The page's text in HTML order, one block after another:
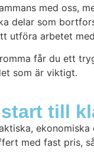
med oss,
delar som
utföra arbetet
får du ett
som är viktigt.
till
med fast pris,